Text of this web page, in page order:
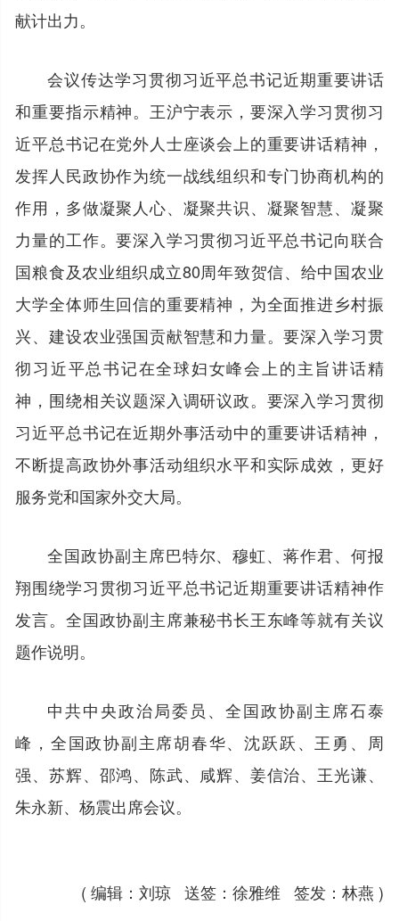
献计出力。
会议传达学习贯彻习近平总书记近期重要讲话
和重要指示精神。王沪宁表示，要深入学习贯彻习
近平总书记在党外人士座谈会上的重要讲话精神，
发挥人民政协作为统一战线组织和专门协商机构的
作用，多做凝聚人心、凝聚共识、凝聚智慧、凝聚
力量的工作。要深入学习贯彻习近平总书记向联合
国粮食及农业组织成立80周年致贺信、给中国农业
大学全体师生回信的重要精神，为全面推进乡村振
兴、建设农业强国贡献智慧和力量。要深入学习贯
彻习近平总书记在全球妇女峰会上的主旨讲话精
神，围绕相关议题深入调研议政。要深入学习贯彻
习近平总书记在近期外事活动中的重要讲话精神，
不断提高政协外事活动组织水平和实际成效，更好
服务党和国家外交大局。
全国政协副主席巴特尔、穆虹、蒋作君、何报
翔围绕学习贯彻习近平总书记近期重要讲话精神作
发言。全国政协副主席兼秘书长王东峰等就有关议
题作说明。
中共中央政治局委员、全国政协副主席石泰
峰，全国政协副主席胡春华、沈跃跃、王勇、周
强、苏辉、邵鸿、陈武、咸辉、姜信治、王光谦、
朱永新、杨震出席会议。
( 编辑：刘琼 送签：徐雅维 签发：林燕 )